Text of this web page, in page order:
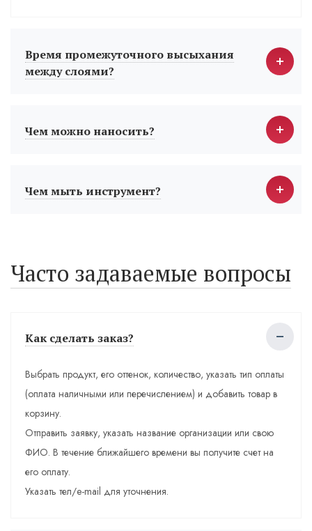
Время промежуточного высыхания
между слоями?
Чем можно наносить?
Чем мыть инструмент?
Часто задаваемые вопросы
Как сделать заказ?
Выбрать продукт, его оттенок, количество, указать тип оплаты
(оплата наличными или перечислением) и добавить товар в
корзину.
Отправить заявку, указать название организации или свою
ФИО. В течение ближайшего времени вы получите счет на
его оплату.
Указать тел/e-mail для уточнения.